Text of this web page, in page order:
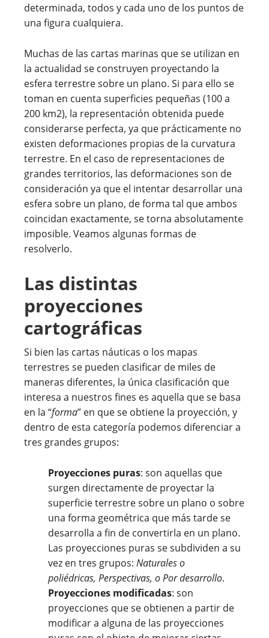
determinada, todos y cada uno de los puntos de
una figura cualquiera.
Muchas de las cartas marinas que se utilizan en
la actualidad se construyen proyectando la
esfera terrestre sobre un plano. Si para ello se
toman en cuenta superficies pequeñas (100 a
200 km2), la representación obtenida puede
considerarse perfecta, ya que prácticamente no
existen deformaciones propias de la curvatura
terrestre. En el caso de representaciones de
grandes territorios, las deformaciones son de
consideración ya que el intentar desarrollar una
esfera sobre un plano, de forma tal que ambos
coincidan exactamente, se torna absolutamente
imposible. Veamos algunas formas de
resolverlo.
Las distintas
proyecciones
cartográficas
Si bien las cartas náuticas o los mapas
terrestres se pueden clasificar de miles de
maneras diferentes, la única clasificación que
interesa a nuestros fines es aquella que se basa
en la “forma” en que se obtiene la proyección, y
dentro de esta categoría podemos diferenciar a
tres grandes grupos:
Proyecciones puras: son aquellas que
surgen directamente de proyectar la
superficie terrestre sobre un plano o sobre
una forma geométrica que más tarde se
desarrolla a fin de convertirla en un plano.
Las proyecciones puras se subdividen a su
vez en tres grupos: Naturales o
poliédricas, Perspectivas, o Por desarrollo.
Proyecciones modificadas: son
proyecciones que se obtienen a partir de
modificar a alguna de las proyecciones